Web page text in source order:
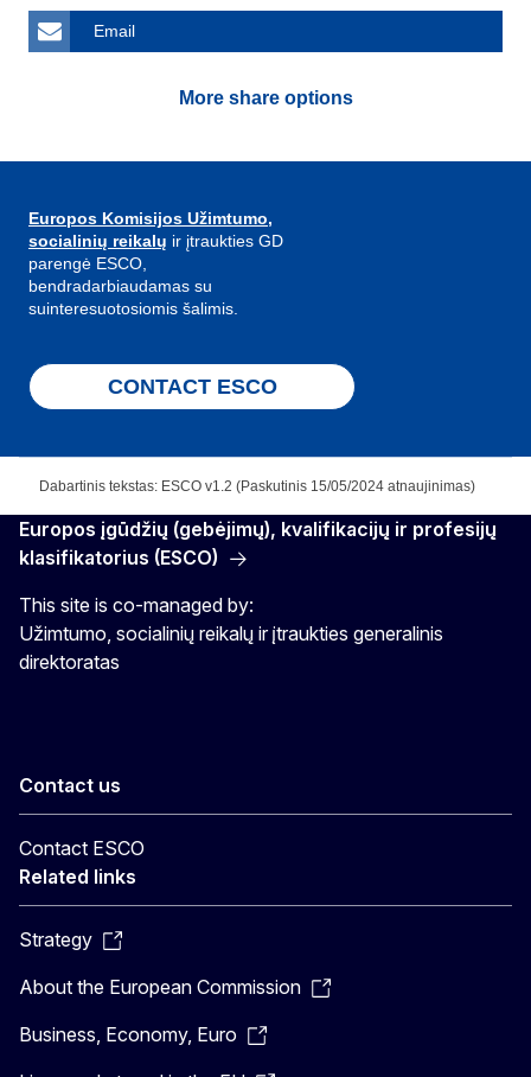
Email
More share options
Europos Komisijos Užimtumo,
socialinių reikalų ir įtraukties GD
parengė ESCO,
bendradarbiaudamas su
suinteresuotosiomis šalimis.
CONTACT ESCO
Dabartinis tekstas: ESCO v1.2 (Paskutinis 15/05/2024 atnaujinimas)
Europos įgūdžių (gebėjimų), kvalifikacijų ir profesijų
klasifikatorius (ESCO)
This site is co-managed by:
Užimtumo, socialinių reikalų ir įtraukties generalinis
direktoratas
Contact us
Contact ESCO
Related links
Strategy
About the European Commission
Business, Economy, Euro